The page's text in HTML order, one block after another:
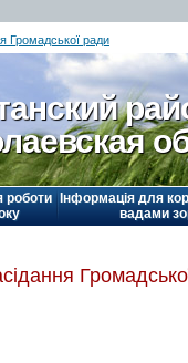
Громадської ради
роботи
Інформація для
вадами